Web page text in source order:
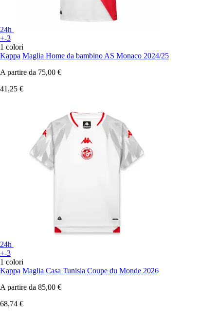
24h
+-3
1 colori
Kappa Maglia Home da bambino AS Monaco 2024/25
A partire da 75,00 €
41,25 €
24h
+-3
1 colori
Kappa Maglia Casa Tunisia Coupe du Monde 2026
A partire da 85,00 €
68,74 €